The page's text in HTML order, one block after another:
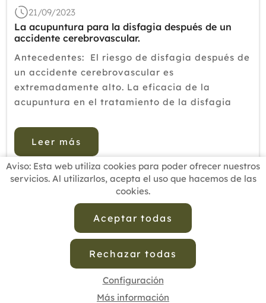
21/09/2023
La acupuntura para la disfagia después de un
accidente cerebrovascular.
Antecedentes: El riesgo de disfagia después de
un accidente cerebrovascular es
extremadamente alto. La eficacia de la
acupuntura en el tratamiento de la disfagia
carece de respaldo médico basado en
evidencia de alto nivel.&...
Leer más
Aviso: Esta web utiliza cookies para poder ofrecer nuestros
servicios. Al utilizarlos, acepta el uso que hacemos de las
cookies.
Aceptar todas
Rechazar todas
Configuración
Más información
BUSCADOR PROFESIONALES
ESCUELAS RECOMENDADAS
CONTACTO
Política de Privacidad de Datos
Política de Calidad
Política de Cookies
Configuración de Cookies
© 2025 - Diseño y programación por